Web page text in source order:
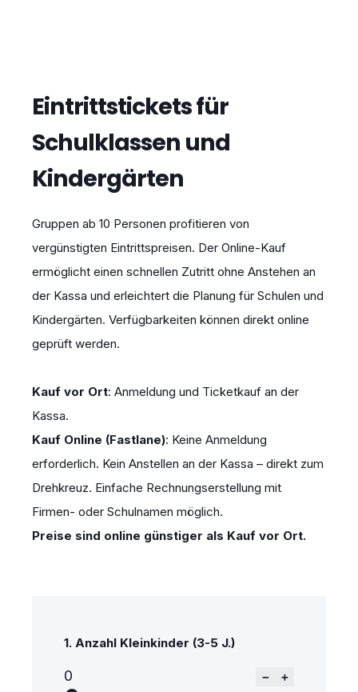
Eintrittstickets für
Schulklassen und
Kindergärten
Gruppen ab 10 Personen profitieren von
vergünstigten Eintrittspreisen. Der Online-Kauf
ermöglicht einen schnellen Zutritt ohne Anstehen an
der Kassa und erleichtert die Planung für Schulen und
Kindergärten. Verfügbarkeiten können direkt online
geprüft werden.
Kauf vor Ort: Anmeldung und Ticketkauf an der
Kassa.
Kauf Online (Fastlane): Keine Anmeldung
erforderlich. Kein Anstellen an der Kassa – direkt zum
Drehkreuz. Einfache Rechnungserstellung mit
Firmen- oder Schulnamen möglich.
Preise sind online günstiger als Kauf vor Ort.
1. Anzahl Kleinkinder (3-5 J.)
0 − +